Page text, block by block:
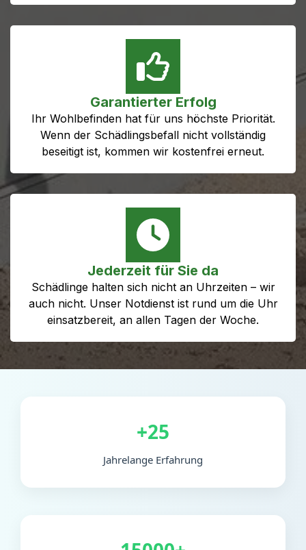
Garantierter Erfolg
Ihr Wohlbefinden hat für uns höchste Priorität.
Wenn der Schädlingsbefall nicht vollständig
beseitigt ist, kommen wir kostenfrei erneut.
Jederzeit für Sie da
Schädlinge halten sich nicht an Uhrzeiten – wir
auch nicht. Unser Notdienst ist rund um die Uhr
einsatzbereit, an allen Tagen der Woche.
+25
Jahrelange Erfahrung